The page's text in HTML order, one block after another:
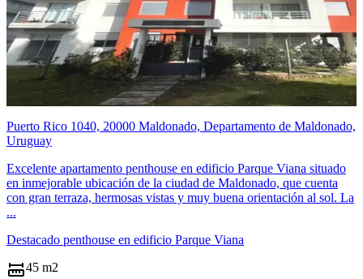
Puerto Rico 1040, 20000 Maldonado, Departamento de Maldonado,
Uruguay
Excelente apartamento penthouse en edificio Parque Viana situado
en inmejorable ubicación de la ciudad de Maldonado, que cuenta
con gran terraza, hermosas vistas y muy buena orientación al sol. La
...
Destacado penthouse en edificio Parque Viana
45 m2